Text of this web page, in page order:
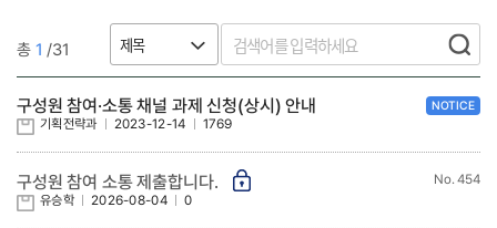
총 1 /31
NOTICE
구성원 참여·소통 채널 과제 신청(상시) 안내
기획전략과 2023-12-14 1769
454
구성원 참여 소통 제출합니다.
유승학 2026-08-04 0